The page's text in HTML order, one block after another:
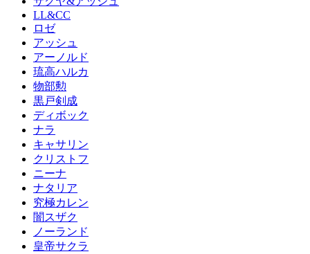
LL&CC
ロゼ
アッシュ
アーノルド
琉高ハルカ
物部勲
黒戸剣成
ディボック
ナラ
キャサリン
クリストフ
ニーナ
ナタリア
究極カレン
闇スザク
ノーランド
皇帝サクラ